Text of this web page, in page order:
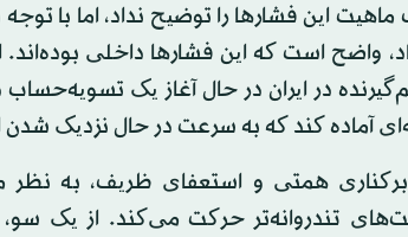
این فشارها را توضیح نداد، اما با توجه
واضح است که این فشارها داخلی
در ایران در حال آغاز یک
آماده کند که به سرعت در حال نزدیک
برکناری همتی و استعفای ظریف، به
تندروانه‌تر حرکت می‌کند. از یک سو،